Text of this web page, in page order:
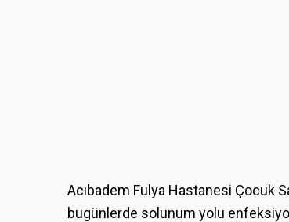
Acıbadem Fulya Hastanesi Çocuk
bugünlerde solunum yolu